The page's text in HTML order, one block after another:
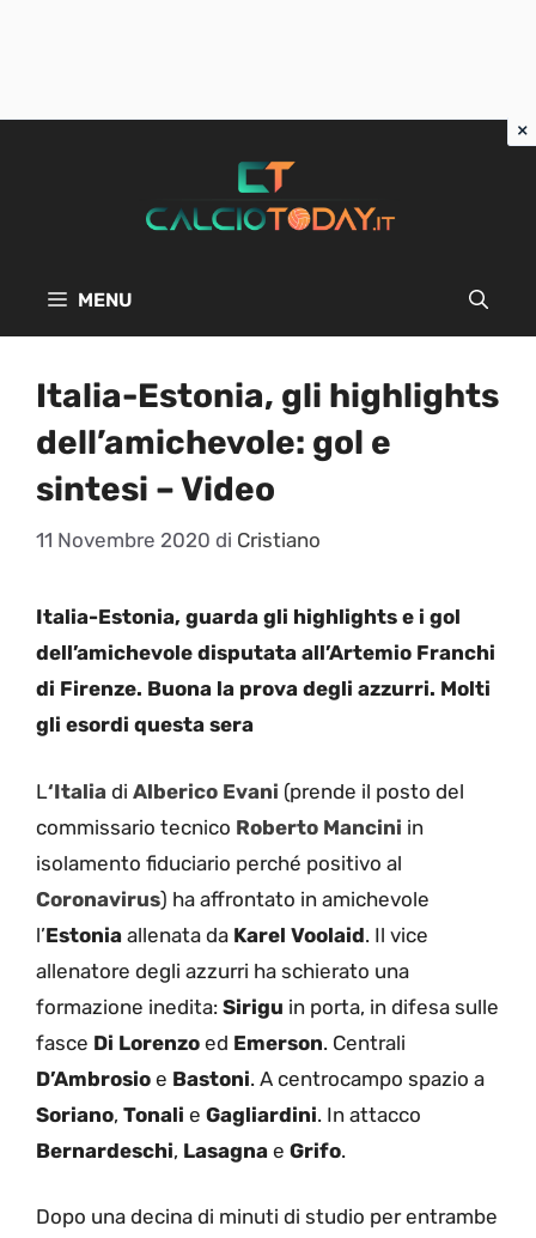
MENU
Italia-Estonia, gli highlights
dell’amichevole: gol e
sintesi – Video
11 Novembre 2020 di Cristiano
Italia-Estonia, guarda gli highlights e i gol
dell’amichevole disputata all’Artemio Franchi
di Firenze. Buona la prova degli azzurri. Molti
gli esordi questa sera
L‘Italia di Alberico Evani (prende il posto del
commissario tecnico Roberto Mancini in
isolamento fiduciario perché positivo al
Coronavirus) ha affrontato in amichevole
l’Estonia allenata da Karel Voolaid. Il vice
allenatore degli azzurri ha schierato una
formazione inedita: Sirigu in porta, in difesa sulle
fasce Di Lorenzo ed Emerson. Centrali
D’Ambrosio e Bastoni. A centrocampo spazio a
Soriano, Tonali e Gagliardini. In attacco
Bernardeschi, Lasagna e Grifo.
Dopo una decina di minuti di studio per entrambe